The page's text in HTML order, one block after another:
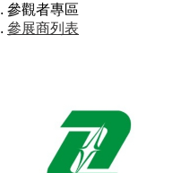
參觀者專區
參展商列表